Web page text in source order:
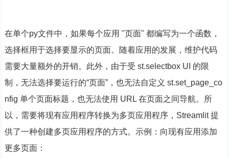
在单个py文件中，如果每个应用 "页面" 都编写为一个函数，
选择框用于选择要显示的页面。随着应用的发展，维护代码
需要大量额外的开销。此外，由于受 st.selectbox UI 的限
制，无法选择要运行的“页面”，也无法自定义 st.set_page_co
nfig 单个页面标题，也无法使用 URL 在页面之间导航。所
以，需要将现有应用程序转换为多页应用程序，Streamlit 提
供了一种创建多页应用程序的方式。示例：向现有应用添加
更多页面：